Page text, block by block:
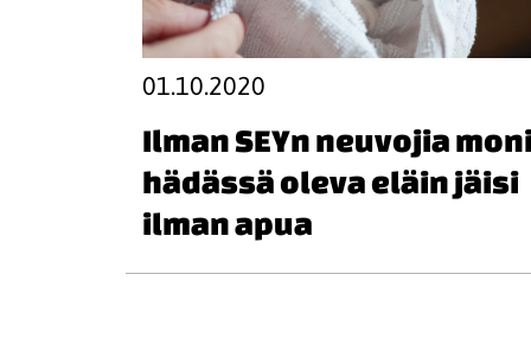
01.10.2020
Ilman SEYn neuvojia
hädässä oleva eläin jäisi
ilman apua